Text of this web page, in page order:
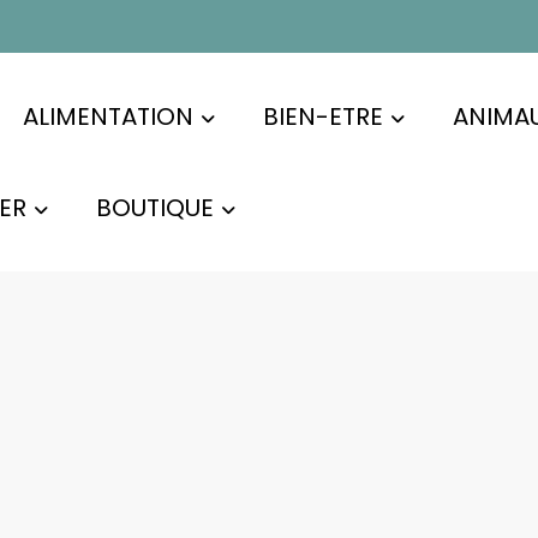
ALIMENTATION BIEN-ETRE
BOUTIQUE